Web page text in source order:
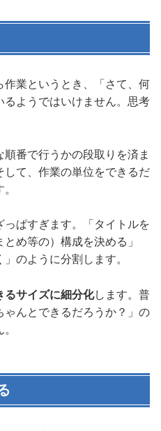
業というとき、「さて、何
るようではいけません。思考
番で行うかの段取りを済ま
て、作業の単位をできるだ
っぱすぎます。「タイトルを
め等の）構成を決める」
のように分割します。
るサイズに細分化します。普
んとできるだろうか？」の